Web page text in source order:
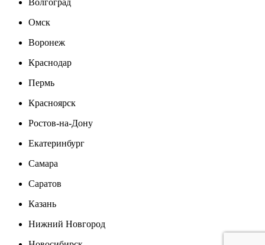
Омск
Воронеж
Краснодар
Пермь
Красноярск
Ростов-на-Дону
Екатеринбург
Самара
Саратов
Казань
Нижний Новгород